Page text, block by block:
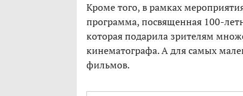
Кроме того, в рамках
программа, посвященная 100-
которая подарила зрителям
кинематографа. А для самых
фильмов.